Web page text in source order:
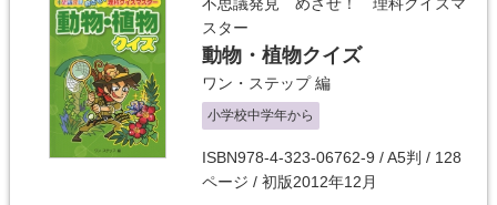
スター
動物・植物クイズ
ワン・ステップ編
小学校中学年から
ISBN978-4-323-06762-9 / A5判 / 128
ページ / 初版2012年12月